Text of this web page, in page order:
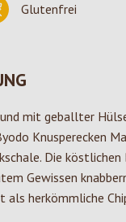
Glutenfrei
und mit geballter
Knusperecken
Die köstlichen
Gewissen
als herkömmliche